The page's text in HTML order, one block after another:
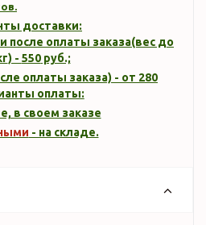
доставки:
после оплаты заказа(вес до
) - 550руб.;
оплаты заказа) - от 280
оплаты:
в своем заказе
- на складе.